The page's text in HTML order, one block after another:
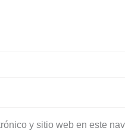
y sitio web en este